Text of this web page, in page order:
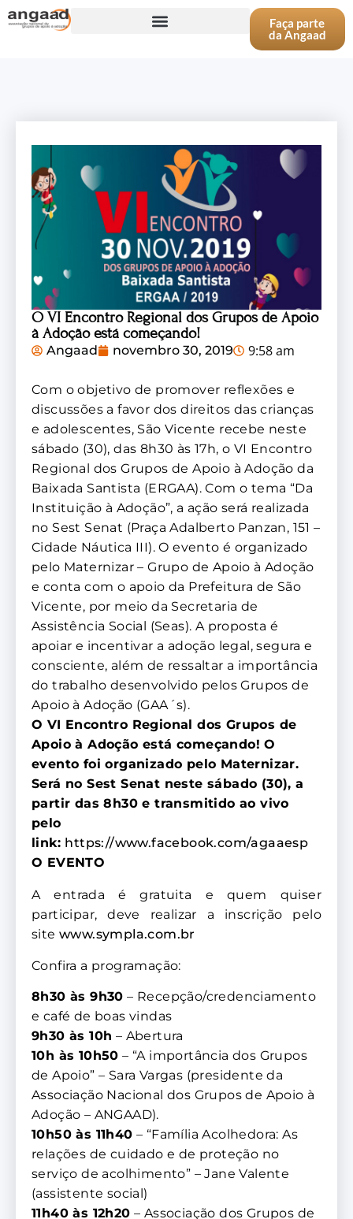
Faça parte
da Angaad
O VI Encontro Regional dos Grupos de Apoio
à Adoção está começando!
Angaad novembro 30, 2019 9:58 am
Com o objetivo de promover reflexões e
discussões a favor dos direitos das crianças
e adolescentes, São Vicente recebe neste
sábado (30), das 8h30 às 17h, o VI Encontro
Regional dos Grupos de Apoio à Adoção da
Baixada Santista (ERGAA). Com o tema “Da
Instituição à Adoção”, a ação será realizada
no Sest Senat (Praça Adalberto Panzan, 151 –
Cidade Náutica III). O evento é organizado
pelo Maternizar – Grupo de Apoio à Adoção
e conta com o apoio da Prefeitura de São
Vicente, por meio da Secretaria de
Assistência Social (Seas). A proposta é
apoiar e incentivar a adoção legal, segura e
consciente, além de ressaltar a importância
do trabalho desenvolvido pelos Grupos de
Apoio à Adoção (GAA´s).
O VI Encontro Regional dos Grupos de
Apoio à Adoção está começando! O
evento foi organizado pelo Maternizar.
Será no Sest Senat neste sábado (30), a
partir das 8h30 e transmitido ao vivo
pelo
link: https://www.facebook.com/agaaesp
O EVENTO
A entrada é gratuita e quem quiser
participar, deve realizar a inscrição pelo
site www.sympla.com.br
Confira a programação:
8h30 às 9h30 – Recepção/credenciamento
e café de boas vindas
9h30 às 10h – Abertura
10h às 10h50 – “A importância dos Grupos
de Apoio” – Sara Vargas (presidente da
Associação Nacional dos Grupos de Apoio à
Adoção – ANGAAD).
10h50 às 11h40 – “Família Acolhedora: As
relações de cuidado e de proteção no
serviço de acolhimento” – Jane Valente
(assistente social)
11h40 às 12h20 – Associação dos Grupos de